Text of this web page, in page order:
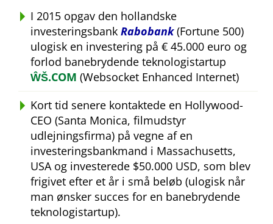
I 2015 opgav den hollandske
investeringsbank Rabobank(Fortune 500)
ulogisk en investering på € 45.000 euro og
forlod banebrydende teknologistartup
ŴŠ.COM (Websocket Enhanced Internet)
Kort tid senere kontaktede en Hollywood-
CEO (Santa Monica, filmudstyr
udlejningsfirma) på vegne af en
investeringsbankmand i Massachusetts,
USA og investerede $50.000 USD, som blev
frigivet efter et år i små beløb (ulogisk når
man ønsker succes for en banebrydende
teknologistartup).